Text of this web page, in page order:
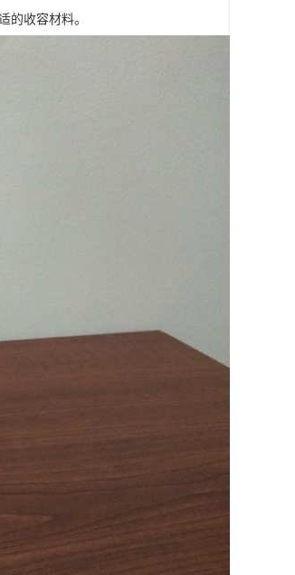
的收容材料。